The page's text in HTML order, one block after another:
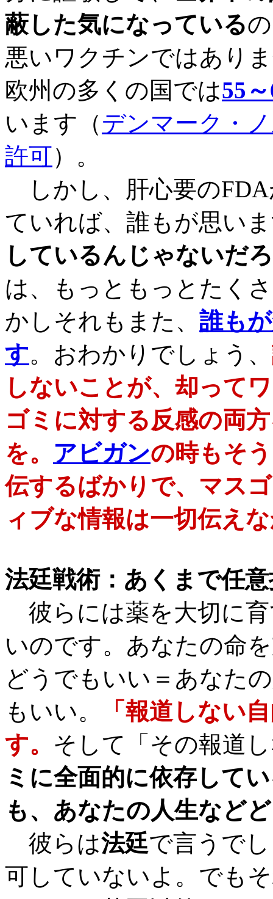
蔽した気になっている
悪いワクチンではあり
欧州の多くの国では55
います（デンマーク・
許可）。
しかし、肝心要の
ていれば、誰もが思い
しているんじゃないだ
は、もっともっとたく
かしそれもまた、 誰も
す。おわかりでしょう、
しないことが、却って
ゴミに対する反感の両
を。 アビガンの時もそ
伝するばかりで、マス
ィブな情報は一切伝え
法廷戦術：あくまで任
彼らには薬を大切に
いのです。あなたの命
どうでもいい＝あなた
もいい。
「報道しない
す。 そして「その報道
ミに全面的に依存して
も、あなたの人生など
彼らは法廷で言うで
可していないよ。でも